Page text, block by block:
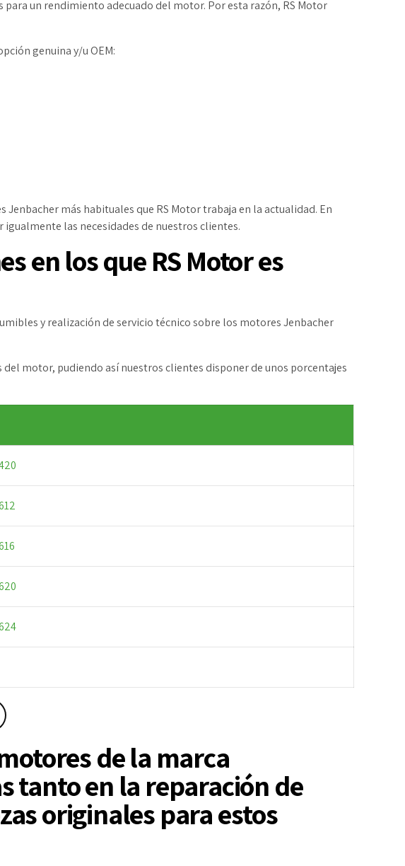
un rendimiento adecuado del motor. Por esta razón, RS Motor
genuina y/u OEM:
más habituales que RS Motor trabaja en la actualidad. En
las necesidades de nuestros clientes.
en los que RS Motor es
y realización de servicio técnico sobre los motores Jenbacher
motor, pudiendo así nuestros clientes disponer de unos porcentajes
de la marca
tanto en la reparación de
originales para estos